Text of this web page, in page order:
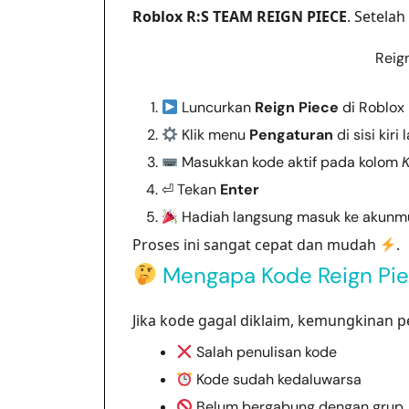
Roblox R:S TEAM REIGN PIECE.
Luncurkan Reign Piece di Roblox
Klik menu Pengaturan di sisi kiri
Masukkan kode aktif pada kolom
⏎ Tekan Enter
Hadiah langsung masuk ke
Proses ini sangat cepat dan mudah .
Mengapa Kode Reign
Jika kode gagal diklaim, kemungkinan
Salah penulisan kode
Kode sudah kedaluwarsa